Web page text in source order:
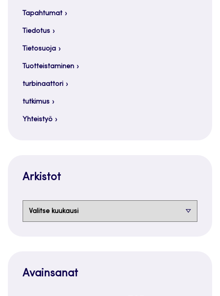
Tapahtumat
Tiedotus
Tietosuoja
Tuotteistaminen
turbinaattori
tutkimus
Yhteistyö
Arkistot
Avainsanat